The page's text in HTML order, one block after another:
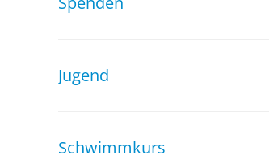
Jugend
Schwimmkurs